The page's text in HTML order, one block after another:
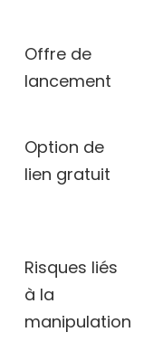
Offre de
lancement
Option de
lien gratuit
Risques liés
à la
manipulation